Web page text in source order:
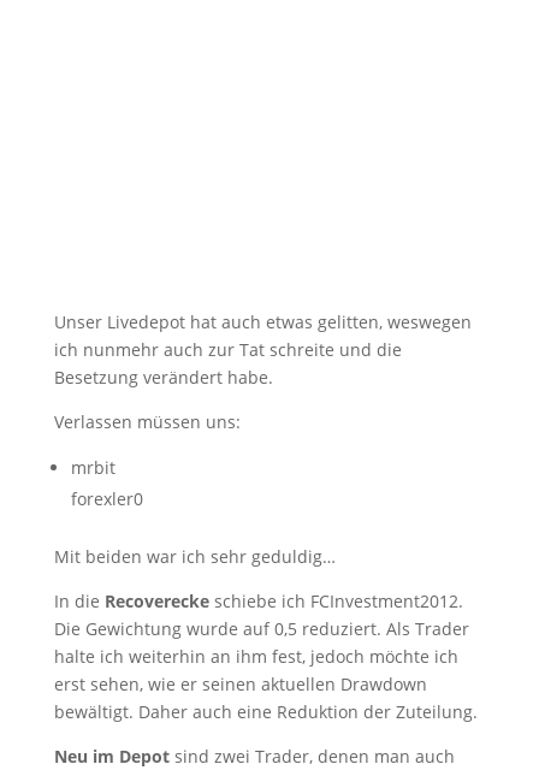
Unser Livedepot hat auch etwas gelitten, weswegen
ich nunmehr auch zur Tat schreite und die
Besetzung verändert habe.
Verlassen müssen uns:
mrbit
forexler0
Mit beiden war ich sehr geduldig…
In die Recovereckeschiebe ich FCInvestment2012.
Die Gewichtung wurde auf 0,5 reduziert. Als Trader
halte ich weiterhin an ihm fest, jedoch möchte ich
erst sehen, wie er seinen aktuellen Drawdown
bewältigt. Daher auch eine Reduktion der Zuteilung.
Neu im Depotsind zwei Trader, denen man auch